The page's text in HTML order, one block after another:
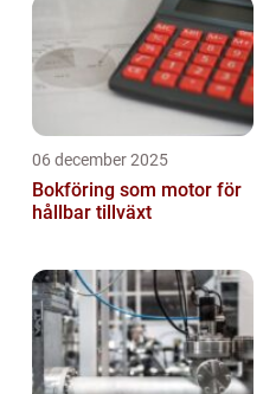
06 december 2025
Bokföring som motor för
hållbar tillväxt